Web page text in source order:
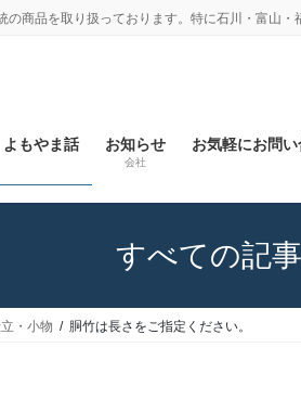
品を取り扱っております。特に石川・富山・
よもやま話 お知らせ
会社
お気軽にお問
すべての記事
・小物 胴竹は長さをご指定ください。